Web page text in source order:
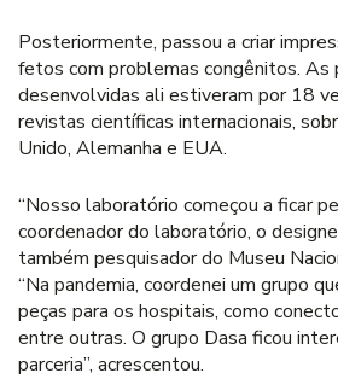
Posteriormente, passou a criar
fetos com problemas congênitos. As
desenvolvidas ali estiveram por 18
revistas científicas internacionais,
Unido, Alemanha e EUA.
“Nosso laboratório começou a ficar
coordenador do laboratório, o
também pesquisador do Museu
“Na pandemia, coordenei um grupo
peças para os hospitais, como
entre outras. O grupo Dasa ficou
parceria”, acrescentou.